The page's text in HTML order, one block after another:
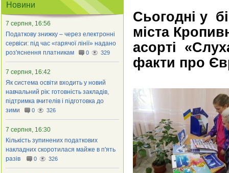
Сьогодні у
міста
асорті
факти про
Новини
7 серпня, 16:56
Податкову знижку – через електронні
сервіси: під час «гарячої лінії» надано
роз'яснення платникам
0 329
7 серпня, 16:42
Як система освіти входить у новий
навчальний рік: готовність закладів,
підтримка вчителів і підготовка до
зими
0 326
7 серпня, 16:30
Кількість зупинених податкових
накладних скоротилася майже в п'ять
разів
0 326